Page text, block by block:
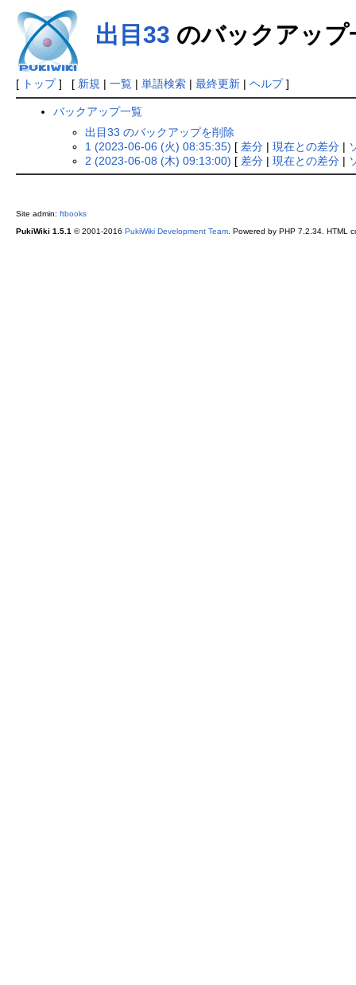
出目33 のバックアップ
[ トップ] [ 新規 | 一覧| 単語検索| 最終更新| ヘルプ]
バックアップ一覧
出目33 のバックアップを削除
1 (2023-06-06 (火) 08:35:35) [ 差分| 現在との差分|
2 (2023-06-08 (木) 09:13:00) [ 差分| 現在との差分|
Site admin: ftbooks
PukiWiki 1.5.1 © 2001-2016 PukiWiki Development Team. Powered by PHP 7.2.34. HTML